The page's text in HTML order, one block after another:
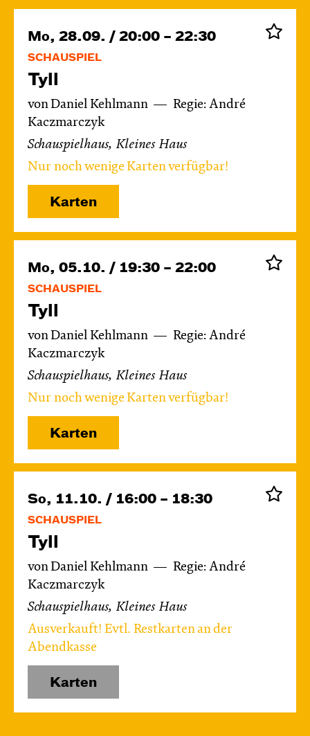
Mo, 28.09. / 20:00 – 22:30
SCHAUSPIEL
Tyll
von Daniel Kehlmann
Regie: André
Kaczmarczyk
Schauspielhaus, Kleines Haus
Nur noch wenige Karten verfügbar!
Karten
Mo, 05.10. / 19:30 – 22:00
SCHAUSPIEL
Tyll
von Daniel Kehlmann
Regie: André
Kaczmarczyk
Schauspielhaus, Kleines Haus
Nur noch wenige Karten verfügbar!
Karten
So, 11.10. / 16:00 – 18:30
SCHAUSPIEL
Tyll
von Daniel Kehlmann
Regie: André
Kaczmarczyk
Schauspielhaus, Kleines Haus
Ausverkauft! Evtl. Restkarten an der
Abendkasse
Karten